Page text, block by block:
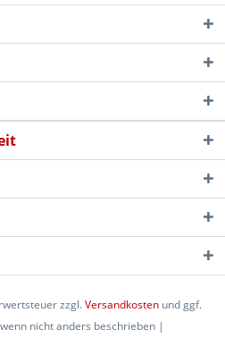
zzgl.Versandkosten und ggf.
nicht anders beschrieben |